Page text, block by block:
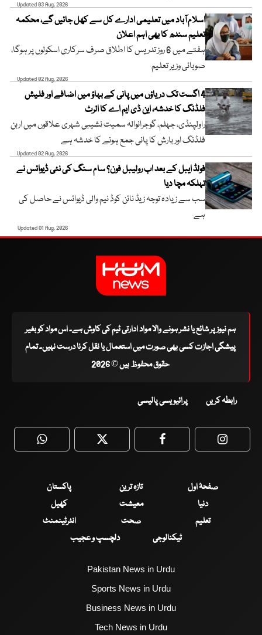
Updated 03 Aug, 2026
اسلام آباد میں تعلیمی ادارے کل سے کھل جائیں گے، محکمہ
تعلیم سندھ کا بھی اہم اعلان
ہفتے میں 6 روز تدریس کا اطلاق صرف سرکاری اسکولوں پر ہوگا،
صوبائی وزیر تعلیم
Updated 02 Aug, 2026
4 اگست تک دریاؤں میں پانی کے بہاؤ میں اضافے اور فلیش
فلڈنگ کا خدشہ، این ڈی ایم اے کا الرٹ
راولپنڈی، جہلم، گوجرانوالہ سمیت نشیبی شہری علاقوں میں اربن
فلڈنگ اور بارش کا پانی جمع ہونے کا خدشہ ہے
Updated 02 Aug, 2026
فولڈ ایبل کے بعد اب رولیبل فون؟ سام سنگ کی نئی ڈیوائس نے
تہلکہ مچا دیا
سب سے زیادہ توجہ زیڈ نائن کوڈ نیم والی ڈیوائس نے حاصل کی
ہے
Updated 01 Aug, 2026
ہم نیوز پر شائع یا نشر ہونے والا مواد ادارتی ٹیم کی کاوش ہے۔ اس مواد کو بغیر
پیشگی اجازت کسی بھی صورت میں استعمال یا نقل کرنا درست نہیں۔ تمام
حقوق محفوظ ہیں © 2026
رابطہ کریں پرائیویسی پالیسی
WhatsApp Twitter Facebook
صفحۂ اول تازہ ترین
پاکستان
دنیا
معیشت
کھیل
تعلیم
صحت
انٹرٹینمنٹ
ٹیکنالوجی
دلچسپ و عجیب
Pakistan News in Urdu
Sports News in Urdu
Business News in Urdu
Tech News in Urdu